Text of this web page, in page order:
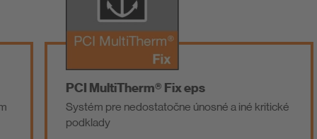
PCI MultiTherm® Fix eps
Systém pre nedostatočne únosné a iné kritické
podklady